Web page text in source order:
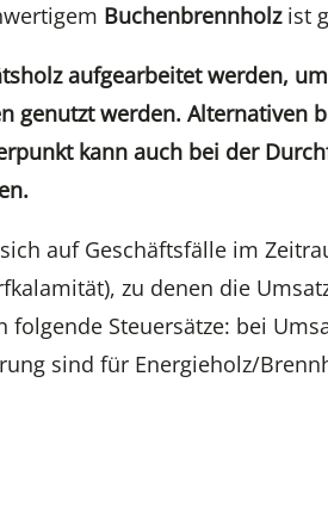
Buchenbrennholzist
aufgearbeitet werden,
genutzt werden. Alternativen
kann auch bei der
auf Geschäftsfälle im
zu denen die
folgende Steuersätze: bei
sind für Energieholz/